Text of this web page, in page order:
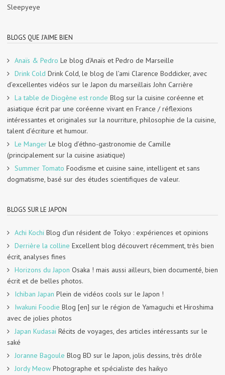
Sleepyeye
BLOGS QUE J'AIME BIEN
Anaïs & Pedro Le blog d’Anaïs et Pedro de Marseille
Drink Cold Drink Cold, le blog de l’ami Clarence Boddicker, avec
d’excellentes vidéos sur le Japon du marseillais John Carrière
La table de Diogène est ronde Blog sur la cuisine coréenne et
asiatique écrit par une coréenne vivant en France / réflexions
intéressantes et originales sur la nourriture, philosophie de la cuisine,
talent d’écriture et humour.
Le Manger Le blog d’éthno-gastronomie de Camille
(principalement sur la cuisine asiatique)
Summer Tomato Foodisme et cuisine saine, intelligent et sans
dogmatisme, basé sur des études scientifiques de valeur.
BLOGS SUR LE JAPON
Achi Kochi Blog d’un résident de Tokyo : expériences et opinions
Derrière la colline Excellent blog découvert récemment, très bien
écrit, analyses fines
Horizons du Japon Osaka ! mais aussi ailleurs, bien documenté, bien
écrit et de belles photos.
Ichiban Japan Plein de vidéos cools sur le Japon !
Iwakuni Foodie Blog [en] sur le région de Yamaguchi et Hiroshima
avec de jolies photos
Japan Kudasai Récits de voyages, des articles intéressants sur le
saké
Joranne Bagoule Blog BD sur le Japon, jolis dessins, très drôle
Jordy Meow Photographe et spécialiste des haikyo